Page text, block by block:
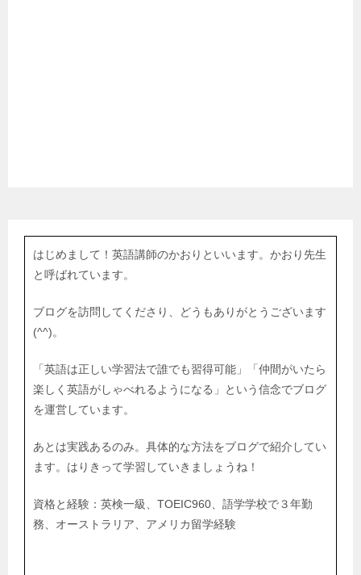
はじめまして！英語講師のかおりといいます。かおり先生
と呼ばれています。
ブログを訪問してくださり、どうもありがとうございます
(^^)。
「英語は正しい学習法で誰でも習得可能」「仲間がいたら
楽しく英語がしゃべれるようになる」という信念でブログ
を運営しています。
あとは実践あるのみ。具体的な方法をブログで紹介してい
ます。はりきって学習していきましょうね！
資格と経験：英検一級、TOEIC960、語学学校で３年勤
務、オーストラリア、アメリカ留学経験